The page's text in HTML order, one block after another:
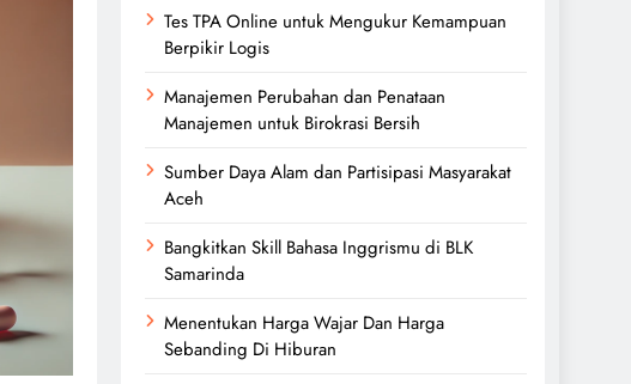
Tes TPA Online untuk Mengukur Kemampuan
Berpikir Logis
Manajemen Perubahan dan Penataan
Manajemen untuk Birokrasi Bersih
Sumber Daya Alam dan Partisipasi Masyarakat
Aceh
Bangkitkan Skill Bahasa Inggrismu di BLK
Samarinda
Menentukan Harga Wajar Dan Harga
Sebanding Di Hiburan